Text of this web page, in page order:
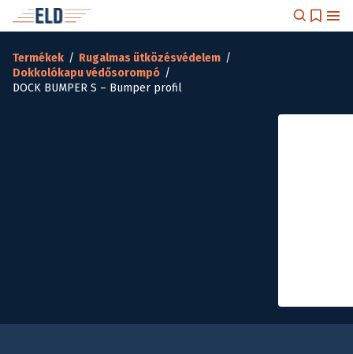
Termékek / Rugalmas ütközésvédelem /
Dokkolókapu védősorompó /
DOCK BUMPER S – Bumper profil